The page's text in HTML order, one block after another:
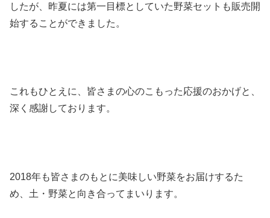
したが、昨夏には第一目標としていた野菜セットも販売開
始することができました。
これもひとえに、皆さまの心のこもった応援のおかげと、
深く感謝しております。
2018年も皆さまのもとに美味しい野菜をお届けするた
め、土・野菜と向き合ってまいります。